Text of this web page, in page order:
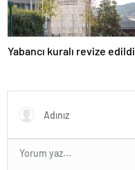
Yabancı kuralı revize edildi